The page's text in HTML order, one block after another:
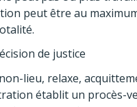
peut être au
de justice
lieu, relaxe,
établit un procès-